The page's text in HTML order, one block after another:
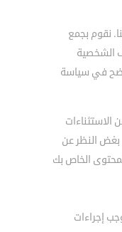
نقوم بجمع
الشخصية
في سياسة
الاستثناءات
بغض النظر عن
الخاص بك
إجراءات